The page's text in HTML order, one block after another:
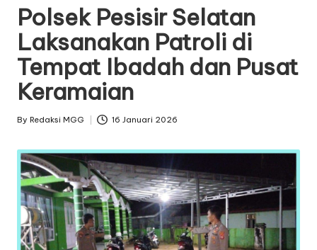
Polsek Pesisir Selatan
Laksanakan Patroli di
Tempat Ibadah dan Pusat
Keramaian
Posted
By Redaksi MGG 16 Januari 2026